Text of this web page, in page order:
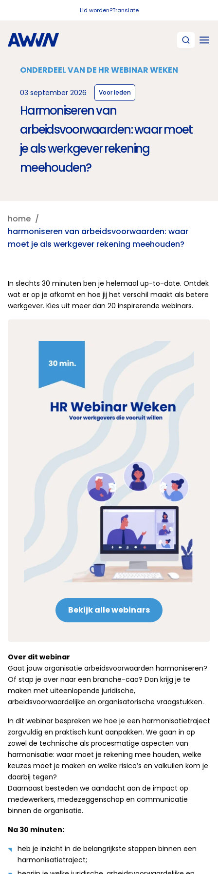
Lid worden?Translate
ONDERDEEL VAN DE HR WEBINAR WEKEN
03 september 2026 Voor leden
Harmoniseren van
arbeidsvoorwaarden: waar moet
je als werkgever rekening
meehouden?
home
harmoniseren van arbeidsvoorwaarden: waar
moet je als werkgever rekening meehouden?
In slechts 30 minuten ben je helemaal up-to-date. Ontdek
wat er op je afkomt en hoe jij het verschil maakt als betere
werkgever. Kies uit meer dan 20 inspirerende webinars.
Bekijk alle webinars
Over dit webinar
Gaat jouw organisatie arbeidsvoorwaarden harmoniseren?
Of stap je over naar een branche-cao? Dan krijg je te
maken met uiteenlopende juridische,
arbeidsvoorwaardelijke en organisatorische vraagstukken.
In dit webinar bespreken we hoe je een harmonisatietraject
zorgvuldig en praktisch kunt aanpakken. We gaan in op
zowel de technische als procesmatige aspecten van
harmonisatie: waar moet je rekening mee houden, welke
keuzes moet je maken en welke risico’s en valkuilen kom je
daarbij tegen?
Daarnaast besteden we aandacht aan de impact op
medewerkers, medezeggenschap en communicatie
binnen de organisatie.
Na 30 minuten:
heb je inzicht in de belangrijkste stappen binnen een
harmonisatietraject;